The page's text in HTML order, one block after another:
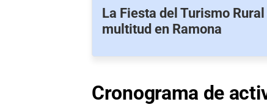
La Fiesta del Turismo
multitud en Ramona
Cronograma de